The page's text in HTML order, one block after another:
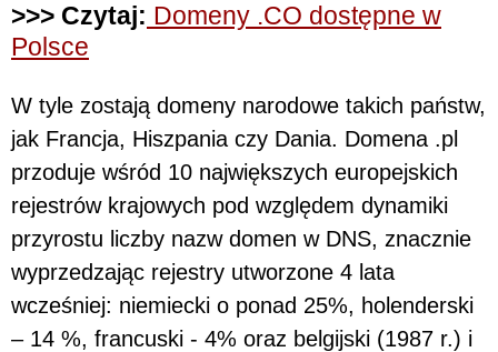
>>> Czytaj: Domeny .CO dostępne w
Polsce
W tyle zostają domeny narodowe takich państw,
jak Francja, Hiszpania czy Dania. Domena .pl
przoduje wśród 10 największych europejskich
rejestrów krajowych pod względem dynamiki
przyrostu liczby nazw domen w DNS, znacznie
wyprzedzając rejestry utworzone 4 lata
wcześniej: niemiecki o ponad 25%, holenderski
– 14 %, francuski - 4% oraz belgijski (1987 r.) i